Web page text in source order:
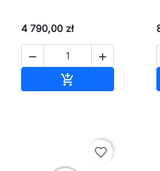
4 790,00 zł
 

favorite_border